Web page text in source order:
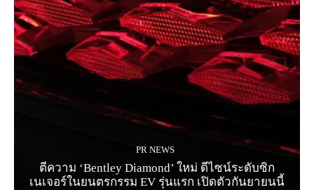
PR NEWS
ตีความ ‘Bentley Diamond’ ใหม่ ดีไซน์ระดับซิก
เนเจอร์ในยนตรกรรม EV รุ่นแรก เปิดตัวกันยายนนี้